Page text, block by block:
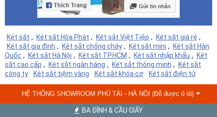
Két sắt , Két sắt Hòa Phát , Két sắt Việt Tiệp , Két sắt giá rẻ ,
Két sắt gia đình , Két sắt chống cháy , Két sắt mini ,
Két sắt Hàn
Quốc , Két sắt Hà Nội , Két sắt TP.HCM , Két sắt nhập khẩu ,
Két
sắt cao cấp , Két sắt ngân hàng , Két sắt thông minh ,
Két sắt
công ty
Két sắt tiệm vàng Két sắt khóa cơ Két sắt điện tử
HỆ THỐNG SHOWROOM PHÚ TÀI - HÀ NỘI (Đỗ được ô tô)
BA ĐÌNH & CẦU GIẤY